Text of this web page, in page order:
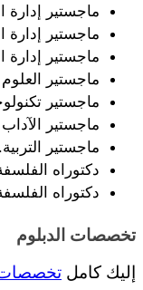
ماجستير إدارة
ماجستير إدارة
ماجستير إدارة
ماجستير العلوم
ماجستير
ماجستير
ماجستير التربية.
دكتوراه
دكتوراه
تخصصات الدبلوم
إليك كامل تخصصات